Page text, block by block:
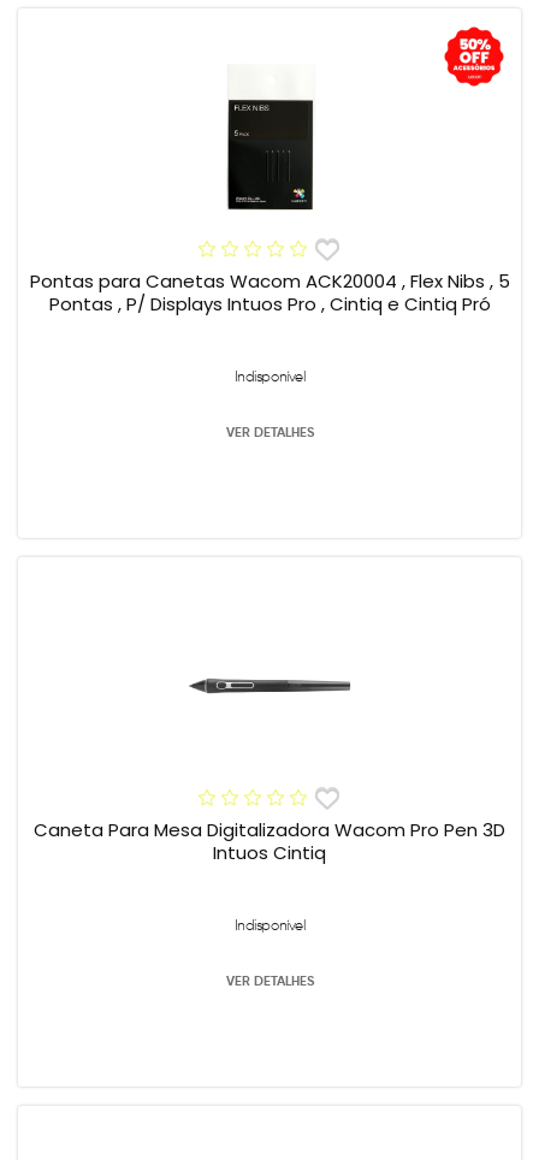
Pontas para Canetas Wacom ACK20004 , Flex Nibs , 5
Pontas , P/ Displays Intuos Pro , Cintiq e Cintiq Pró
Indisponível
VER DETALHES
Caneta Para Mesa Digitalizadora Wacom Pro Pen 3D
Intuos Cintiq
Indisponível
VER DETALHES